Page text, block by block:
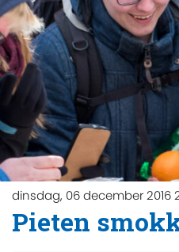
dinsdag, 06 december 2016
Pieten